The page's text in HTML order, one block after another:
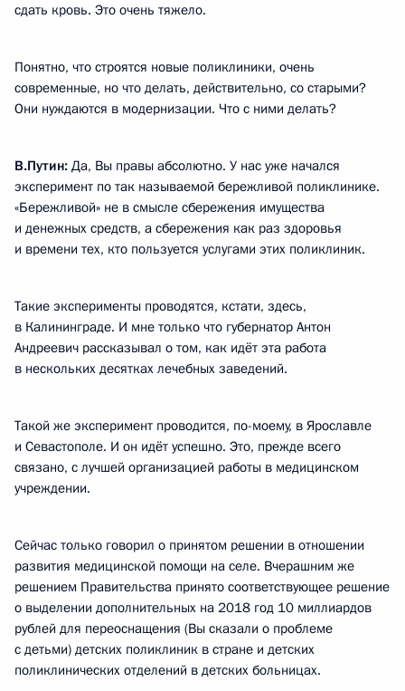
сдать кровь. Это очень тяжело.
Понятно, что строятся новые поликлиники, очень
современные, но что делать, действительно, со старыми?
Они нуждаются в модернизации. Что с ними делать?
В.Путин: Да, Вы правы абсолютно. У нас уже начался
эксперимент по так называемой бережливой поликлинике.
«Бережливой» не в смысле сбережения имущества
и денежных средств, а сбережения как раз здоровья
и времени тех, кто пользуется услугами этих поликлиник.
Такие эксперименты проводятся, кстати, здесь,
в Калининграде. И мне только что губернатор Антон
Андреевич рассказывал о том, как идёт эта работа
в нескольких десятках лечебных заведений.
Такой же эксперимент проводится, по-моему, в Ярославле
и Севастополе. И он идёт успешно. Это, прежде всего
связано, с лучшей организацией работы в медицинском
учреждении.
Сейчас только говорил о принятом решении в отношении
развития медицинской помощи на селе. Вчерашним же
решением Правительства принято соответствующее решение
о выделении дополнительных на 2018 год 10 миллиардов
рублей для переоснащения (Вы сказали о проблеме
с детьми) детских поликлиник в стране и детских
поликлинических отделений в детских больницах.